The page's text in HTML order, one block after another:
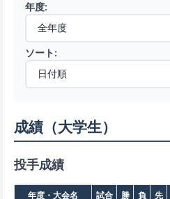
年度:
ソート:
成績（大学生）
投手成績
年度・大会名 試合 勝 負 先